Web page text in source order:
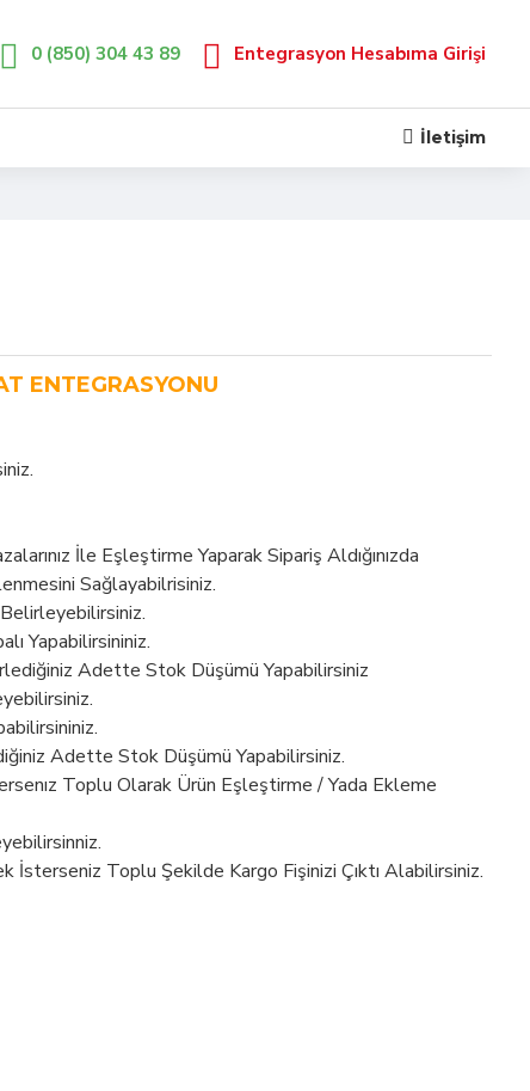
0 (850) 304 43 89 Entegrasyon Hesabıma Girişi
İletişim
ENTEGRASYONU
İle Eşleştirme Yaparak Sipariş Aldığınızda
Sağlayabilrisiniz.
Yapabilirsininiz.
Adette Stok Düşümü Yapabilirsiniz
Adette Stok Düşümü Yapabilirsiniz.
Toplu Olarak Ürün Eşleştirme / Yada Ekleme
İsterseniz Toplu Şekilde Kargo Fişinizi Çıktı Alabilirsiniz.